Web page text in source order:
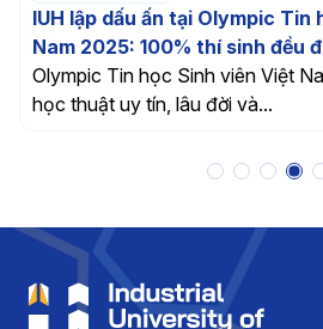
IUH lập dấu ấn tại Olympic Tin
Nam 2025: 100% thí sinh đều
Olympic Tin học Sinh viên Việt
học thuật uy tín, lâu đời và...